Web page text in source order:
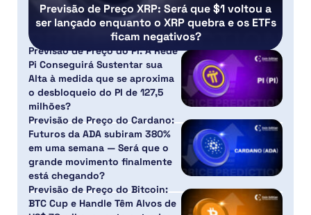
Previsão de Preço XRP: Será que $1 voltou a
ser lançado enquanto o XRP quebra e os ETFs
ficam negativos?
Previsão de Preço do PI: A Rede
Pi Conseguirá Sustentar sua
Alta à medida que se aproxima
o desbloqueio do PI de 127,5
milhões?
Previsão de Preço do Cardano:
Futuros da ADA subiram 380%
em uma semana — Será que o
grande movimento finalmente
está chegando?
Previsão de Preço do Bitcoin:
BTC Cup e Handle Têm Alvos de